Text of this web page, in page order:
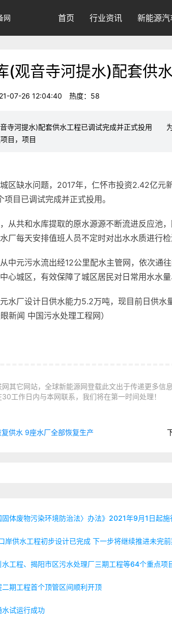
网 首页 行业资讯 新能源汽
(观音寺河提水)配套供
07-26 12:04:40 热度：58
寺河提水)配套供水工程已调试完成并正式投用
目，项目
缺水问题，2017年，仁怀市投资2.42亿元
目已调试完成并正式投用。
共和水库提取的原水源源不断流进反应池
厂每天安排值班人员不定时对出水水质进行检
元污水流出经12公里配水主管网，依次通
心城区，有效保障了城区居民对日常用水水量
厂设计日供水能力5.2万吨，现目前日供水
新闻 中国污水处理工程网）
其它网站，全球新能源网登载此文出于传递更多
工作日内与本网联系，我们将在第一时间处理！
供水 9座水厂全部恢复生产
固体废物污染环境防治法〉办法》2021年9月1日起施
岸供水工程初步设计已完成 下一步将继续推进未完
工程、揭阳市区污水处理厂三期工程等64个重点项
期工程首个顶管区间顺利开顶
试运行成功